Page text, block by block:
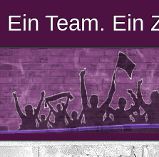
Ein Team. Ein